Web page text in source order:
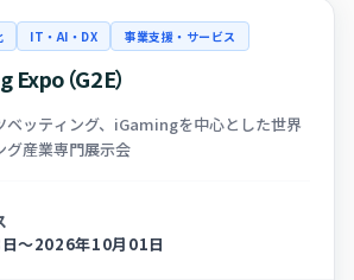
IT・AI・DX 事業支援・サービス
（G2E）
ベッティング、iGamingを中心とした世界
グ産業専門展示会
～2026年10月01日